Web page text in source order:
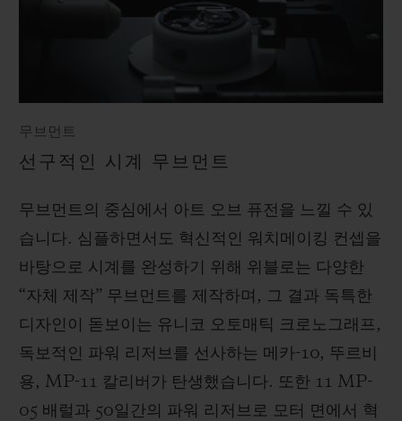
무브먼트
선구적인 시계 무브먼트
무브먼트의 중심에서 아트 오브 퓨전을 느낄 수 있
습니다. 심플하면서도 혁신적인 워치메이킹 컨셉을
바탕으로 시계를 완성하기 위해 위블로는 다양한
“자체 제작” 무브먼트를 제작하며, 그 결과 독특한
디자인이 돋보이는 유니코 오토매틱 크로노그래프,
독보적인 파워 리저브를 선사하는 메카-10, 뚜르비
용, MP-11 칼리버가 탄생했습니다. 또한 11 MP-
05 배럴과 50일간의 파워 리저브로 모터 면에서 혁